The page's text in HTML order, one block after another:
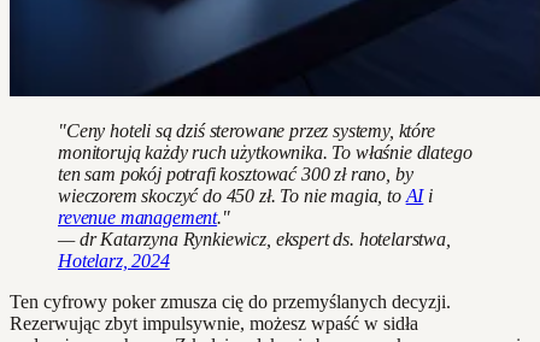
"Ceny hoteli są dziś sterowane przez systemy, które
monitorują każdy ruch użytkownika. To właśnie dlatego
ten sam pokój potrafi kosztować 300 zł rano, by
wieczorem skoczyć do 450 zł. To nie magia, to AIi
revenue management."
— dr Katarzyna Rynkiewicz, ekspert ds. hotelarstwa,
Hotelarz, 2024
Ten cyfrowy poker zmusza cię do przemyślanych decyzji.
Rezerwując zbyt impulsywnie, możesz wpaść w sidła